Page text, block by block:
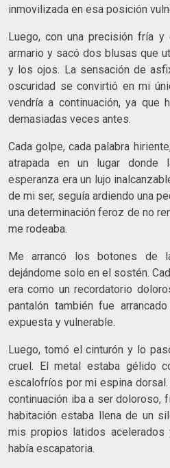
inmovilizada en esa posición
Luego, con una precisión fría y
armario y sacó dos blusas que
y los ojos. La sensación de
oscuridad se convirtió en mi
vendría a continuación, ya que
demasiadas veces antes.
Cada golpe, cada palabra
atrapada en un lugar donde
esperanza era un lujo
de mi ser, seguía ardiendo una
una determinación feroz de no
me rodeaba.
Me arrancó los botones de
dejándome solo en el sostén.
era como un recordatorio
pantalón también fue
expuesta y vulnerable.
Luego, tomó el cinturón y lo
cruel. El metal estaba gélido
escalofríos por mi espina
continuación iba a ser doloroso,
habitación estaba llena de un
mis propios latidos
había escapatoria.